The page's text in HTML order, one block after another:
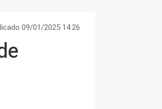
09/01/2025 14:26